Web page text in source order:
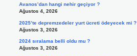
Avanos’dan hangi nehir geçiyor ?
Ağustos 4, 2026
2025’te depremzedeler yurt ücreti ödeyecek mi ?
Ağustos 3, 2026
2024 sıralama belli oldu mu ?
Ağustos 3, 2026